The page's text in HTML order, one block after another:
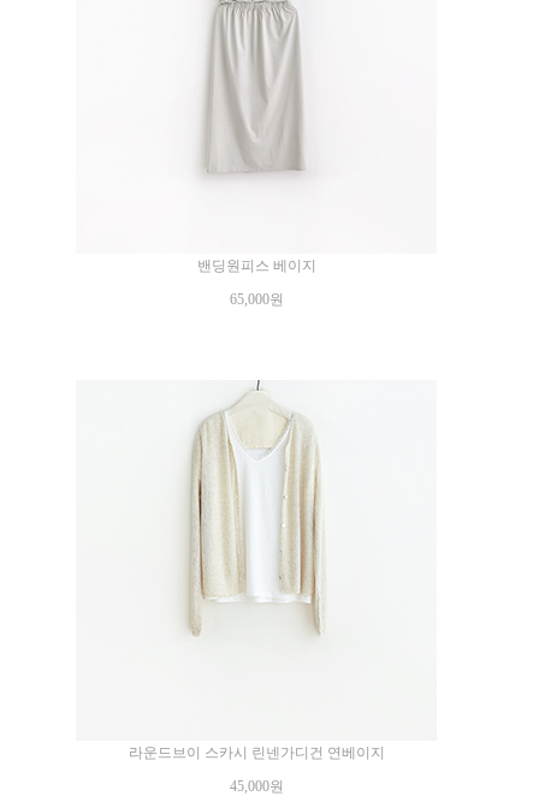
밴딩원피스 베이지
65,000원
라운드브이 스카시 린넨가디건 연베이지
45,000원